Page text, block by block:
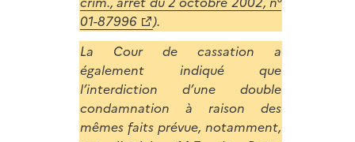
01-87996
).
La Cour de cassation a
également indiqué que
l’interdiction d’une double
condamnation à raison des
mêmes faits prévue, notamment,